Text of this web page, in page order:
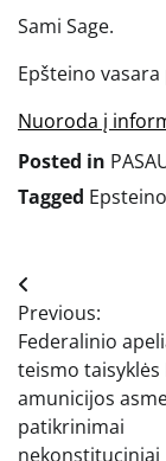
Sami Sage.
Epšteino
Nuoroda į
Posted in
Tagged Epsteino
Navigacija
tarp
įrašų
Previous:
Federalinio
teismo
amunicijos
patikrinimai
nekonstituciniai